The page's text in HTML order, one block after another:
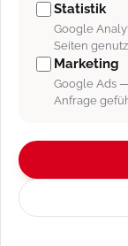
Dokumente
Dokumente
Objekte
Kunden
Statistik
Google
Seiten
Marketing
Google Ads
Anfrage